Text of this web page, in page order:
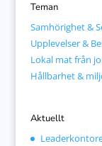
Teman
Samhörighet &
Upplevelser &
Lokal mat från
Hållbarhet &
Aktuellt